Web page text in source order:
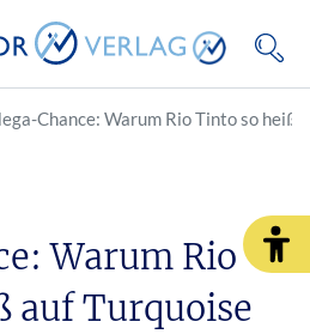
Chance: Warum Rio Tinto so heiß
Warum Rio
auf Turquoise